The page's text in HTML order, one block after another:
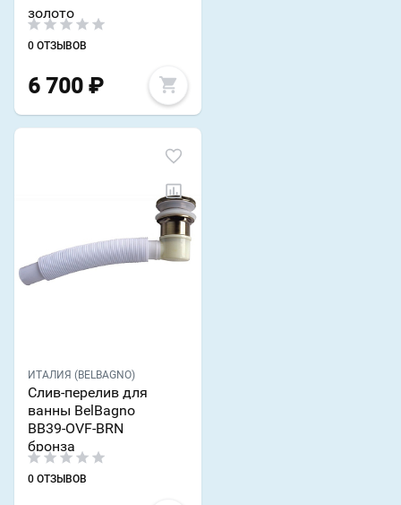
золото
0 ОТЗЫВОВ
6 700 ₽
ИТАЛИЯ (BELBAGNO)
Слив-перелив для
ванны BelBagno
BB39-OVF-BRN
бронза
0 ОТЗЫВОВ